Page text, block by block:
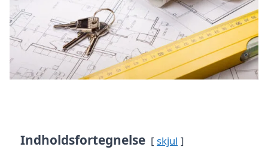
Indholdsfortegnelse skjul